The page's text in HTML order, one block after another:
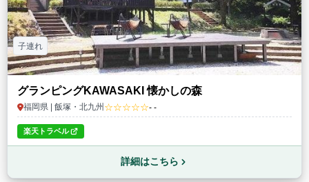
グランピングKAWASAKI 懐かしの森
福岡県 | 飯塚・北九州 ☆☆☆☆☆- -
子連れ
楽天トラベル
詳細はこちら